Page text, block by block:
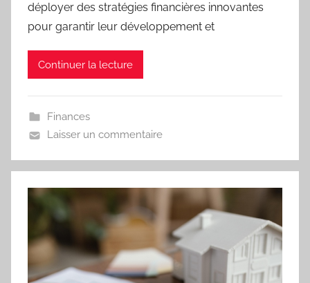
déployer des stratégies financières innovantes
pour garantir leur développement et
Continuer la lecture
Finances
Laisser un commentaire